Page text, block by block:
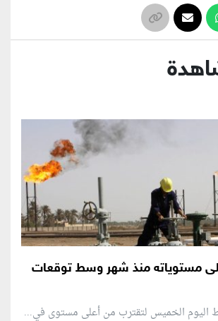
مستوياته منذ شهر وسط توقعات
اليوم الخميس لتقترب من أعلى مستوى في...